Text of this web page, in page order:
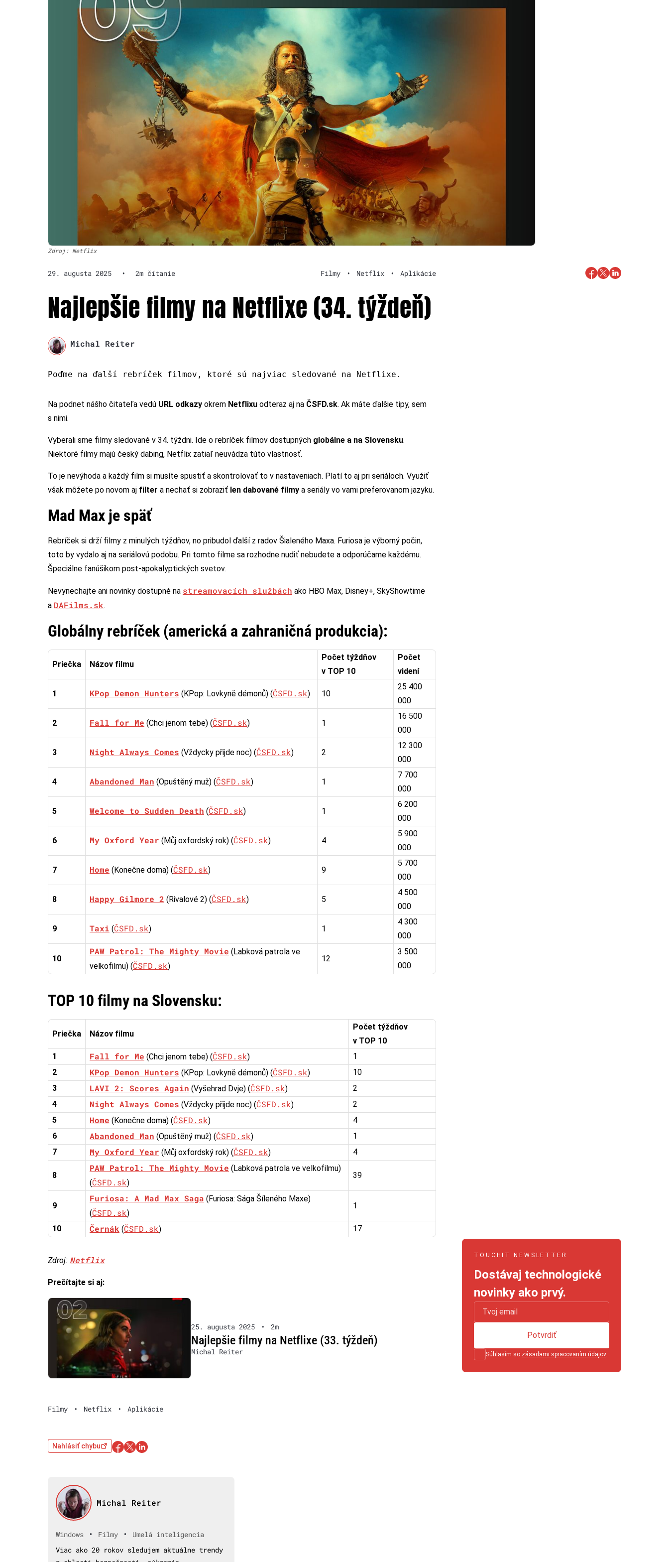
Zdroj: Netflix
29. augusta 2025 • 2m čítanie Filmy • Netflix • Aplikácie
Najlepšie filmy na Netflixe (34. týždeň)
Michal Reiter
Poďme na ďalší rebríček filmov, ktoré sú najviac sledované na Netflixe.
Na podnet nášho čitateľa vedú URL odkazy okrem Netflixu odteraz aj na ČSFD.sk. Ak máte ďalšie tipy, sem
s nimi.
Vyberali sme filmy sledované v 34. týždni. Ide o rebríček filmov dostupných globálne a na Slovensku.
Niektoré filmy majú český dabing, Netflix zatiaľ neuvádza túto vlastnosť.
To je nevýhoda a každý film si musíte spustiť a skontrolovať to v nastaveniach. Platí to aj pri seriáloch. Využiť
však môžete po novom aj filter a nechať si zobraziť len dabované filmy a seriály vo vami preferovanom jazyku.
Mad Max je späť
Rebríček si drží filmy z minulých týždňov, no pribudol ďalší z radov Šialeného Maxa. Furiosa je výborný počin,
toto by vydalo aj na seriálovú podobu. Pri tomto filme sa rozhodne nudiť nebudete a odporúčame každému.
Špeciálne fanúšikom post-apokalyptických svetov.
Nevynechajte ani novinky dostupné na streamovacích službách ako HBO Max, Disney+, SkyShowtime
a DAFilms.sk.
Globálny rebríček (americká a zahraničná produkcia):
Priečka Názov filmu
Počet týždňov
v TOP 10
Počet
videní
1 KPop Demon Hunters (KPop: Lovkyně démonů) (ČSFD.sk) 10
25 400
000
2 Fall for Me (Chci jenom tebe) (ČSFD.sk) 1
16 500
000
3 Night Always Comes (Vždycky přijde noc) (ČSFD.sk) 2
12 300
000
4 Abandoned Man (Opuštěný muž) (ČSFD.sk) 1
7 700
000
5 Welcome to Sudden Death (ČSFD.sk) 1
6 200
000
6 My Oxford Year (Můj oxfordský rok) (ČSFD.sk) 4
5 900
000
7 Home (Konečne doma) (ČSFD.sk) 9
5 700
000
8 Happy Gilmore 2 (Rivalové 2) (ČSFD.sk) 5
4 500
000
9 Taxi (ČSFD.sk) 1
4 300
000
10
PAW Patrol: The Mighty Movie (Labková patrola ve
velkofilmu) (ČSFD.sk)
12
3 500
000
TOP 10 filmy na Slovensku:
Priečka Názov filmu
Počet týždňov
v TOP 10
1
Fall for Me (Chci jenom tebe) (ČSFD.sk)
1
2
KPop Demon Hunters (KPop: Lovkyně démonů) (ČSFD.sk)
10
3
LAVI 2: Scores Again (Vyšehrad Dvje) (ČSFD.sk)
2
4
Night Always Comes (Vždycky přijde noc) (ČSFD.sk)
2
5
Home (Konečne doma) (ČSFD.sk)
4
6
Abandoned Man (Opuštěný muž) (ČSFD.sk)
1
7
My Oxford Year (Můj oxfordský rok) (ČSFD.sk) 4
8
PAW Patrol: The Mighty Movie (Labková patrola ve velkofilmu)
(ČSFD.sk)
39
9
Furiosa: A Mad Max Saga (Furiosa: Sága Šíleného Maxe)
(ČSFD.sk)
1
10 Černák (ČSFD.sk) 17
Zdroj: Netflix
Prečítajte si aj:
25. augusta 2025 • 2m
Najlepšie filmy na Netflixe (33. týždeň)
Michal Reiter
Filmy • Netflix • Aplikácie
Nahlásiť chybu
Michal Reiter
Windows • Filmy •
Umelá inteligencia
Viac ako 20 rokov sledujem aktuálne trendy
TOUCHIT NEWSLETTER
Dostávaj technologické
novinky ako prvý.
Súhlasím so zásadami spracovaním údajov.
Potvrdiť